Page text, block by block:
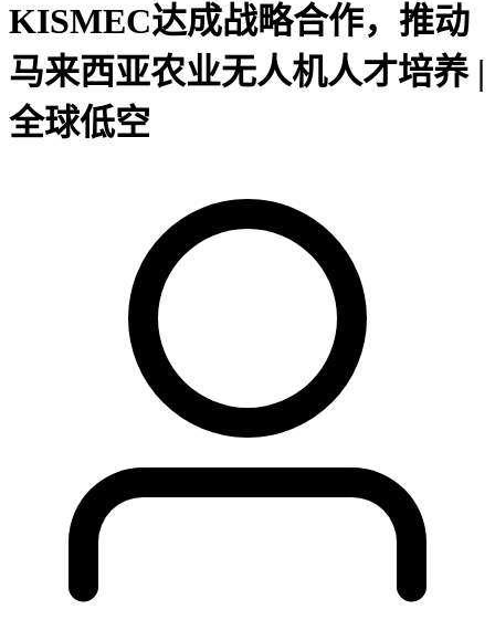
KISMEC达成战略合作，推动
马来西亚农业无人机人才培养 |
全球低空